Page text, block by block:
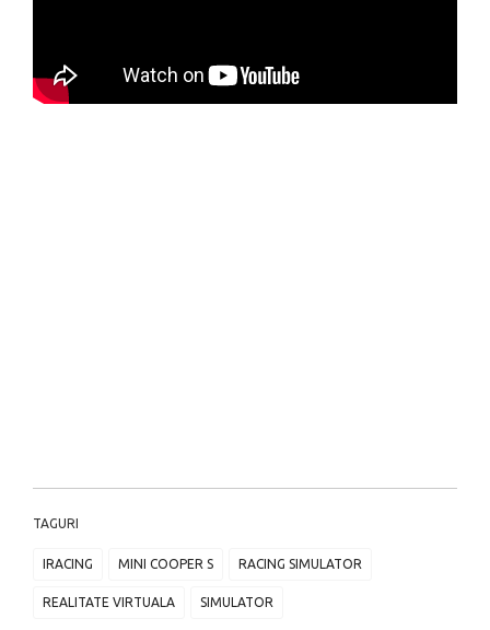
TAGURI
IRACING MINI COOPER S RACING SIMULATOR
REALITATE VIRTUALA SIMULATOR